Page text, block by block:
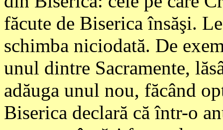
făcute de Biserica însăşi.
schimba niciodată. De
unul dintre Sacramente,
adăuga unul nou, făcând
Biserica declară că într-o